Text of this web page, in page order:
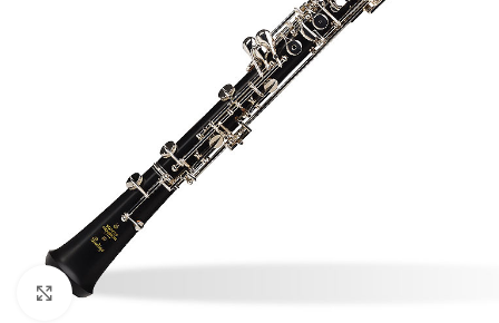
Click to enlarge